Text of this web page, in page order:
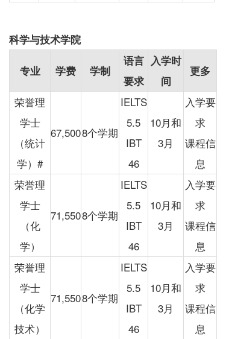
科学与技术学院
专业 学费 学制
语言
要求
入学时
间
更多
荣誉理
学士
（统计
学）#
67,5008个学期
IELTS
5.5
IBT
46
10月和
3月
入学要
求
课程信
息
荣誉理
学士
（化
学）
71,5508个学期
IELTS
5.5
IBT
46
10月和
3月
入学要
求
课程信
息
荣誉理
学士
（化学
技术）
71,5508个学期
IELTS
5.5
IBT
46
10月和
3月
入学要
求
课程信
息